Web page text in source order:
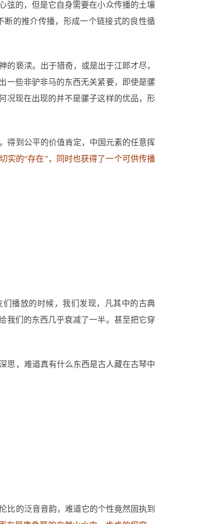
弦的，但是它自身需要在小众传播的土壤
的推介传播，形成一个链接式的良性循
亵渎。出于猎奇，或是出于江郎才尽，
一些非驴非马的东西无关紧要，即使是骡
况现在出现的并不是骡子这样的优品，形
得到公平的价值肯定，中国元素的任意挥
实的“存在”，同时也获得了一个可供传播
播放的时候，我们发现，凡其中的古典
我们的东西几乎衰减了一半。甚至把它穿
思，难道真有什么东西是古人藏在古琴中
比的泛音音韵，难道它的个性竟然固执到